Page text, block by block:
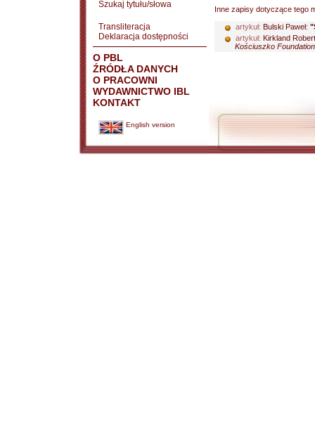
Szukaj tytułu/słowa
Transliteracja
Deklaracja dostępności
O PBL
ŹRÓDŁA DANYCH
O PRACOWNI
WYDAWNICTWO IBL
KONTAKT
English version
Inne zapisy dotyczące tego
artykuł: Bulski Paweł:
artykuł: Kirkland
Kościuszko